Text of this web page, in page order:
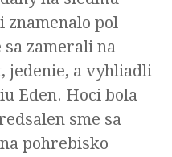
znamenalo pol
sa zamerali na
jedenie, a vyhliadli
Eden. Hoci bola
sme sa
pohrebisko